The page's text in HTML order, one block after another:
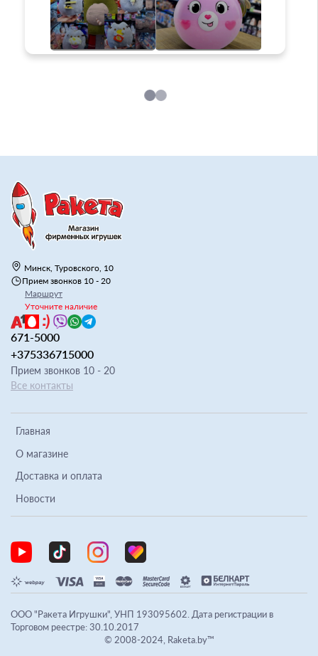
Главная
О магазине
Доставка и оплата
Новости
Минск, Туровского, 10
Прием звонков 10 - 20
Маршрут
Уточните наличие
671-5000
+375336715000
Прием звонков 10 - 20
Все контакты
ООО "Ракета Игрушки", УНП 193095602. Дата регистрации в
Торговом реестре: 30.10.2017
© 2008-2024, Raketa.by™